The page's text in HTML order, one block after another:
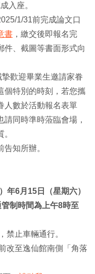
入座。
1/31前完成論文口
書 ，繳交後即報名完
件、截圖等書面形式向
歡迎畢業生邀請家眷
個特別的時刻，若您攜
人數於活動報名表單
同時準時蒞臨會場，
知所辦。
年6月15日（星期六）
制時間為上午8時至
禁止車輛通行。
改至逸仙館南側「角落